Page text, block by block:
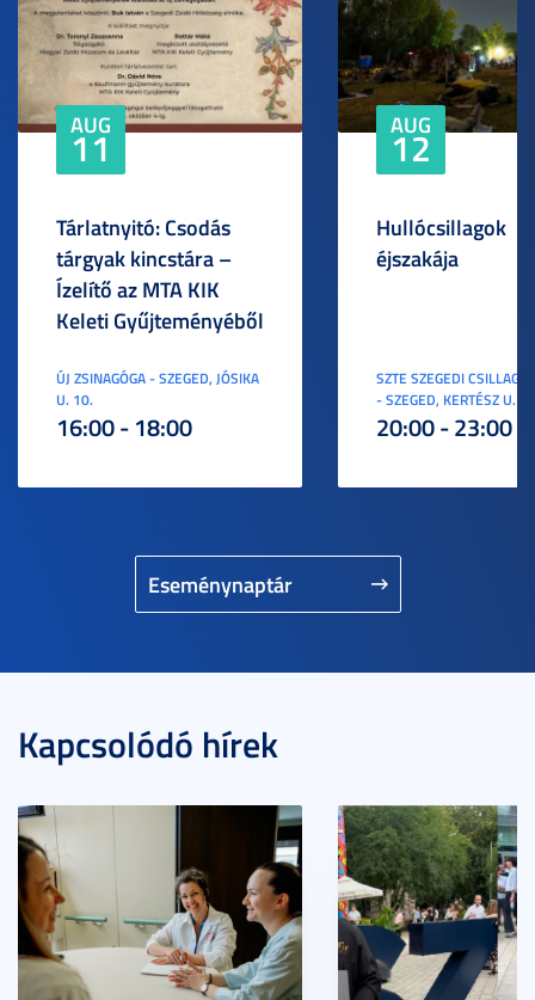
Eseménynaptár
AUG
11
Tárlatnyitó: Csodás
tárgyak kincstára –
Ízelítő az MTA KIK
Keleti Gyűjteményéből
ÚJ ZSINAGÓGA - SZEGED, JÓSIKA
U. 10.
16:00 - 18:00
AUG
12
Hullócsillagok
éjszakája
SZTE SZEGEDI
- SZEGED, KERTÉSZ U. 3.
20:00 - 23:00
Kapcsolódó hírek